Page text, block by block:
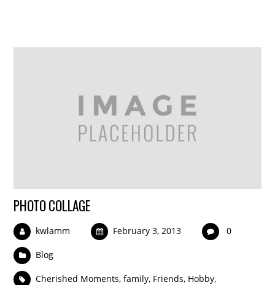
PHOTO COLLAGE
kwlamm February 3, 2013 0
Blog
Cherished Moments,family, Friends, Hobby,